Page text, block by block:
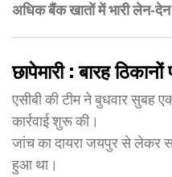
अधिक बैंक खातों में भारी लेन-देन
छापेमारी : बारह
एसीबी की टीम ने बुधवार सुबह
कार्रवाई शुरू की।
जांच का दायरा जयपुर से लेकर
हुआ था।